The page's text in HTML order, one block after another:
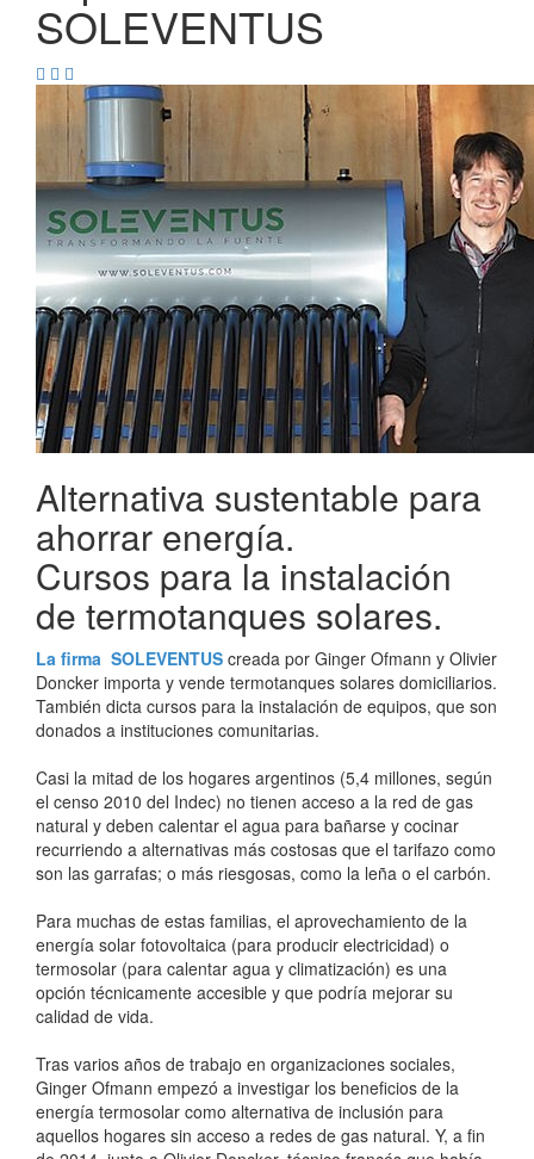
SOLEVENTUS
Alternativa sustentable para
ahorrar energí­a.
Cursos para la instalación
de termotanques solares.
La firma SOLEVENTUS creada por Ginger Ofmann y Olivier
Doncker importa y vende termotanques solares domiciliarios.
También dicta cursos para la instalación de equipos, que son
donados a instituciones comunitarias.
Casi la mitad de los hogares argentinos (5,4 millones, según
el censo 2010 del Indec) no tienen acceso a la red de gas
natural y deben calentar el agua para bañarse y cocinar
recurriendo a alternativas más costosas que el tarifazo como
son las garrafas; o más riesgosas, como la leña o el carbón.
Para muchas de estas familias, el aprovechamiento de la
energía solar fotovoltaica (para producir electricidad) o
termosolar (para calentar agua y climatización) es una
opción técnicamente accesible y que podría mejorar su
calidad de vida.
Tras varios años de trabajo en organizaciones sociales,
Ginger Ofmann empezó a investigar los beneficios de la
energía termosolar como alternativa de inclusión para
aquellos hogares sin acceso a redes de gas natural. Y, a fin